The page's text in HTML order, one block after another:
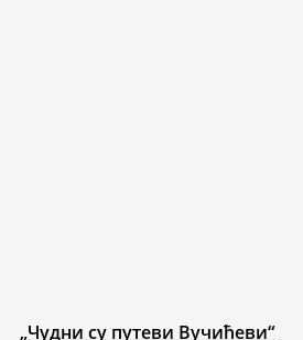
„Чудни су путеви Вучићеви“